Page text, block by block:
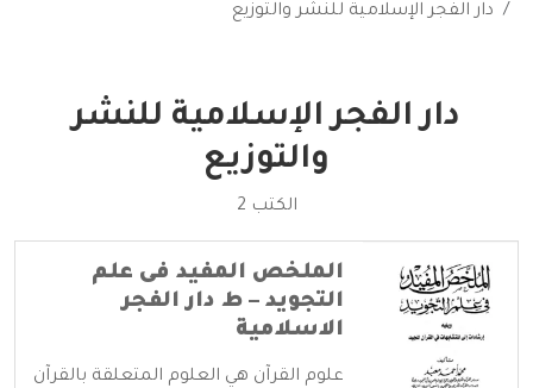
دار الفجر الإسلامية للنشر والتوزيع
دار الفجر الإسلامية للنشر
والتوزيع
الكتب 2
الملخص المفيد فى علم
التجويد – ط دار الفجر
الاسلامية
علوم القرآن هي العلوم المتعلقة بالقرآن